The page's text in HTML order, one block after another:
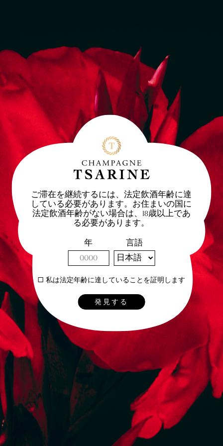
ご滞在を継続するには、法定飲酒年齢に達
している必要があります。お住まいの国に
法定飲酒年齢がない場合は、18歳以上であ
る必要があります。
年 言語
私は法定年齢に達していることを証明します